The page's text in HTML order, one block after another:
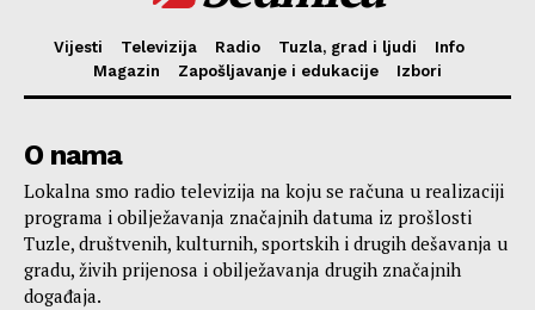
Vijesti Televizija Radio Tuzla, grad i ljudi
Info
Magazin
Zapošljavanje i edukacije Izbori
O nama
Lokalna smo radio televizija na koju se računa u realizaciji
programa i obilježavanja značajnih datuma iz prošlosti
Tuzle, društvenih, kulturnih, sportskih i drugih dešavanja u
gradu, živih prijenosa i obilježavanja drugih značajnih
događaja.